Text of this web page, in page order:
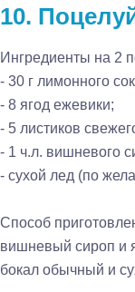
10.
Ингредиенты на 2
- 30 г лимонного
- 8 ягод ежевики;
- 5 листиков
- 1 ч.л. вишневого
- сухой лед (по
Способ
вишневый сироп и
бокал обычный и